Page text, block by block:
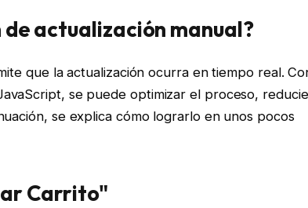
actualización manual?
que la actualización ocurra en tiempo real.
se puede optimizar el proceso,
se explica cómo lograrlo en unos pocos
Carrito"